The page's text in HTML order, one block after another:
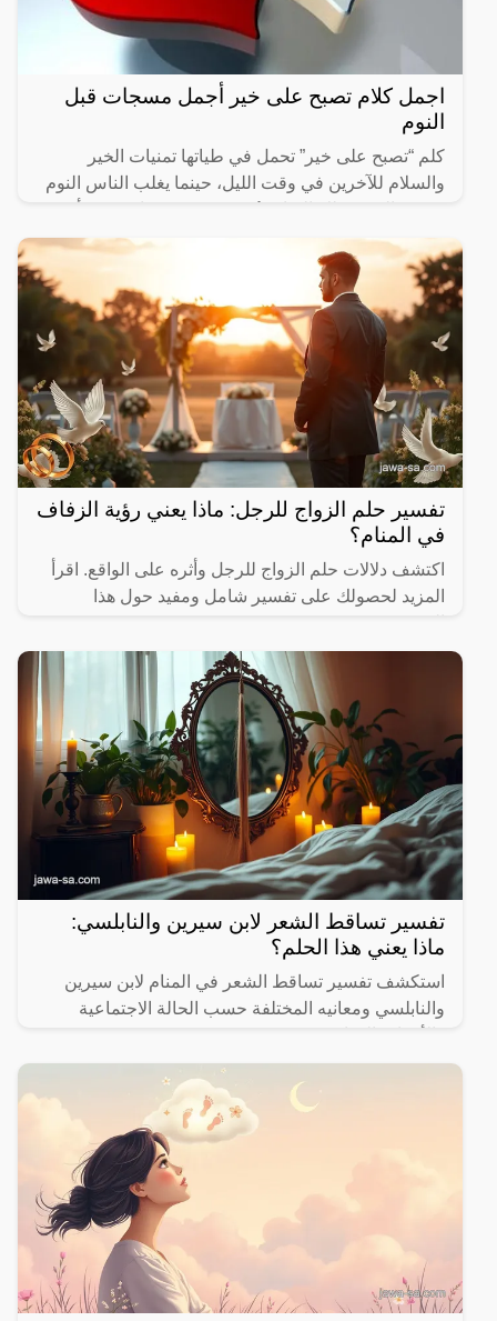
اجمل كلام تصبح على خير أجمل مسجات قبل
النوم
كلم “تصبح على خير” تحمل في طياتها تمنيات الخير
والسلام للآخرين في وقت الليل، حينما يغلب الناس النوم
يكون
تفسير حلم الزواج للرجل: ماذا يعني رؤية الزفاف
في المنام؟
اكتشف دلالات حلم الزواج للرجل وأثره على الواقع. اقرأ
المزيد لحصولك على تفسير شامل ومفيد حول هذا
تفسير تساقط الشعر لابن سيرين والنابلسي:
ماذا يعني هذا الحلم؟
استكشف تفسير تساقط الشعر في المنام لابن سيرين
والنابلسي ومعانيه المختلفة حسب الحالة الاجتماعية